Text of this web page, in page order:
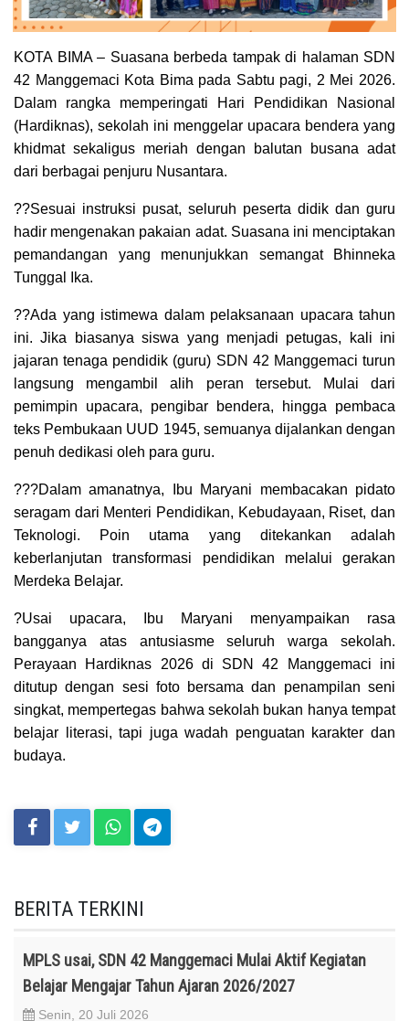
KOTA BIMA – Suasana berbeda tampak di halaman SDN
42 Manggemaci Kota Bima pada Sabtu pagi, 2 Mei 2026.
Dalam rangka memperingati Hari Pendidikan Nasional
(Hardiknas), sekolah ini menggelar upacara bendera yang
khidmat sekaligus meriah dengan balutan busana adat
dari berbagai penjuru Nusantara.
??Sesuai instruksi pusat, seluruh peserta didik dan guru
hadir mengenakan pakaian adat. Suasana ini menciptakan
pemandangan yang menunjukkan semangat Bhinneka
Tunggal Ika.
??Ada yang istimewa dalam pelaksanaan upacara tahun
ini. Jika biasanya siswa yang menjadi petugas, kali ini
jajaran tenaga pendidik (guru) SDN 42 Manggemaci turun
langsung mengambil alih peran tersebut. Mulai dari
pemimpin upacara, pengibar bendera, hingga pembaca
teks Pembukaan UUD 1945, semuanya dijalankan dengan
penuh dedikasi oleh para guru.
???Dalam amanatnya, Ibu Maryani membacakan pidato
seragam dari Menteri Pendidikan, Kebudayaan, Riset, dan
Teknologi. Poin utama yang ditekankan adalah
keberlanjutan transformasi pendidikan melalui gerakan
Merdeka Belajar.
?Usai upacara, Ibu Maryani menyampaikan rasa
bangganya atas antusiasme seluruh warga sekolah.
Perayaan Hardiknas 2026 di SDN 42 Manggemaci ini
ditutup dengan sesi foto bersama dan penampilan seni
singkat, mempertegas bahwa sekolah bukan hanya tempat
belajar literasi, tapi juga wadah penguatan karakter dan
budaya.
BERITA TERKINI
MPLS usai, SDN 42 Manggemaci Mulai Aktif Kegiatan
Belajar Mengajar Tahun Ajaran 2026/2027
Senin, 20 Juli 2026